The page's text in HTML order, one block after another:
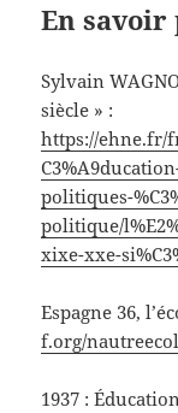
En savoir
Sylvain
siècle » :
https://ehne.fr/
politiques-
politique/
xixe-xxe-
Espagne 36,
f.org/
1937 :